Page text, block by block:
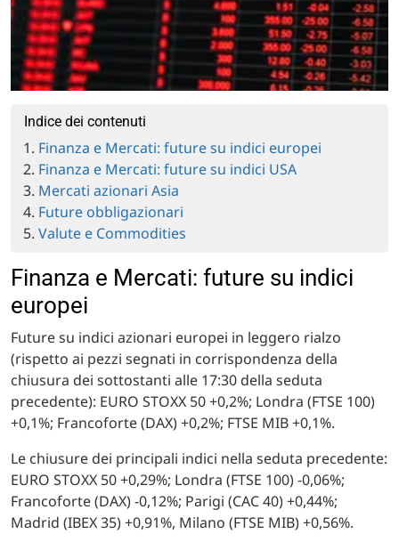
Indice dei contenuti
Finanza e Mercati: future su indici europei
Finanza e Mercati: future su indici USA
Mercati azionari Asia
Future obbligazionari
Valute e Commodities
Finanza e Mercati: future su indici
europei
Future su indici azionari europei in leggero rialzo
(rispetto ai pezzi segnati in corrispondenza della
chiusura dei sottostanti alle 17:30 della seduta
precedente): EURO STOXX 50 +0,2%; Londra (FTSE 100)
+0,1%; Francoforte (DAX) +0,2%; FTSE MIB +0,1%.
Le chiusure dei principali indici nella seduta precedente:
EURO STOXX 50 +0,29%; Londra (FTSE 100) -0,06%;
Francoforte (DAX) -0,12%; Parigi (CAC 40) +0,44%;
Madrid (IBEX 35) +0,91%, Milano (FTSE MIB) +0,56%.